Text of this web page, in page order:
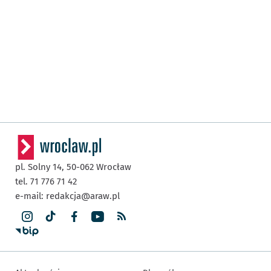
pl. Solny 14, 50-062 Wrocław
tel. 71 776 71 42
e-mail: redakcja@araw.pl